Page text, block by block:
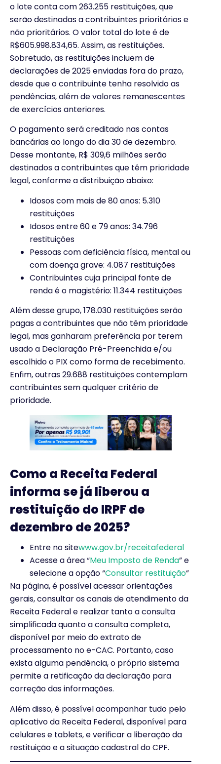
o lote conta com 263.255 restituições, que
serão destinadas a contribuintes prioritários e
não prioritários. O valor total do lote é de
R$605.998.834,65. Assim, as restituições.
Sobretudo, as restituições incluem de
declarações de 2025 enviadas fora do prazo,
desde que o contribuinte tenha resolvido as
pendências, além de valores remanescentes
de exercícios anteriores.
O pagamento será creditado nas contas
bancárias ao longo do dia 30 de dezembro.
Desse montante, R$ 309,6 milhões serão
destinados a contribuintes que têm prioridade
legal, conforme a distribuição abaixo:
Idosos com mais de 80 anos: 5.310
restituições
Idosos entre 60 e 79 anos: 34.796
restituições
Pessoas com deficiência física, mental ou
com doença grave: 4.087 restituições
Contribuintes cuja principal fonte de
renda é o magistério: 11.344 restituições
Além desse grupo, 178.030 restituições serão
pagas a contribuintes que não têm prioridade
legal, mas ganharam preferência por terem
usado a Declaração Pré-Preenchida e/ou
escolhido o PIX como forma de recebimento.
Enfim, outras 29.688 restituições contemplam
contribuintes sem qualquer critério de
prioridade.
Como a Receita Federal
informa se já liberou a
restituição do IRPF de
dezembro de 2025?
Entre no sitewww.gov.br/receitafederal
Acesse a área “Meu Imposto de Renda” e
selecione a opção “Consultar restituição”
Na página, é possível acessar orientações
gerais, consultar os canais de atendimento da
Receita Federal e realizar tanto a consulta
simplificada quanto a consulta completa,
disponível por meio do extrato de
processamento no e-CAC. Portanto, caso
exista alguma pendência, o próprio sistema
permite a retificação da declaração para
correção das informações.
Além disso, é possível acompanhar tudo pelo
aplicativo da Receita Federal, disponível para
celulares e tablets, e verificar a liberação da
restituição e a situação cadastral do CPF.